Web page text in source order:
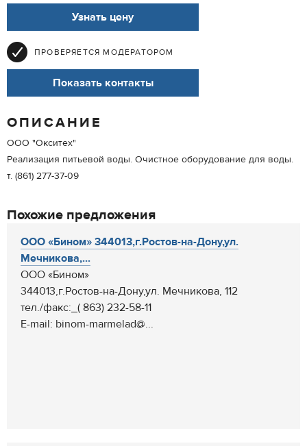
Узнать цену
ПРОВЕРЯЕТСЯ МОДЕРАТОРОМ
Показать контакты
ОПИСАНИЕ
ООО "Окситех"
Реализация питьевой воды. Очистное оборудование для воды.
т. (861) 277-37-09
Похожие предложения
ООО «Бином» 344013,г.Ростов-на-Дону,ул.
Мечникова,...
ООО «Бином»
344013,г.Ростов-на-Дону,ул. Мечникова, 112
тел./факс:_( 863) 232-58-11
Е-mail: binom-marmelad@...